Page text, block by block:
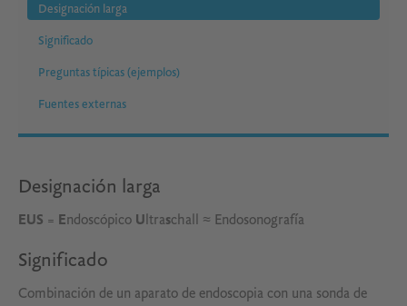
Designación larga
Significado
Preguntas típicas (ejemplos)
Fuentes externas
Designación larga
EUS = Endoscópico U ltraschall ≈ Endosonografía
Significado
Combinación de un aparato de endoscopia con una sonda de